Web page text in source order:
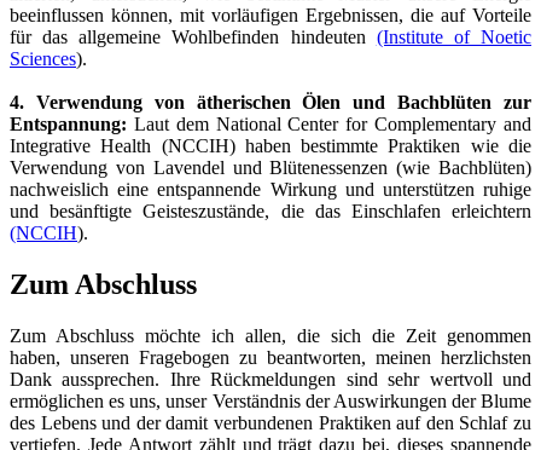
beeinflussen können, mit vorläufigen Ergebnissen, die auf Vorteile
für das allgemeine Wohlbefinden hindeuten (Institute of Noetic
Sciences).
4. Verwendung von ätherischen Ölen und Bachblüten zur
Entspannung: Laut dem National Center for Complementary and
Integrative Health (NCCIH) haben bestimmte Praktiken wie die
Verwendung von Lavendel und Blütenessenzen (wie Bachblüten)
nachweislich eine entspannende Wirkung und unterstützen ruhige
und besänftigte Geisteszustände, die das Einschlafen erleichtern
(NCCIH).
Zum Abschluss
Zum Abschluss möchte ich allen, die sich die Zeit genommen
haben, unseren Fragebogen zu beantworten, meinen herzlichsten
Dank aussprechen. Ihre Rückmeldungen sind sehr wertvoll und
ermöglichen es uns, unser Verständnis der Auswirkungen der Blume
des Lebens und der damit verbundenen Praktiken auf den Schlaf zu
vertiefen. Jede Antwort zählt und trägt dazu bei, dieses spannende